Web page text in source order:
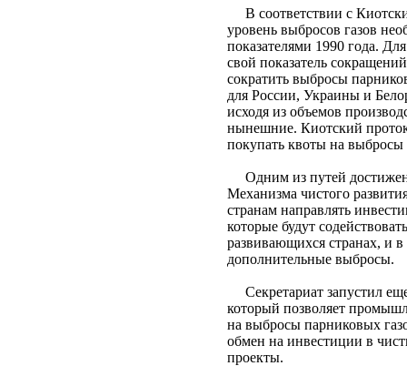
В соответствии с
уровень выбросов газов
показателями 1990 года.
свой показатель
сократить выбросы
для России, Украины и
исходя из объемов
нынешние. Киотский
покупать квоты на выбросы
Одним из путей
Механизма чистого
странам направлять
которые будут
развивающихся странах, и
дополнительные выбросы.
Секретариат запустил
который позволяет
на выбросы парниковых
обмен на инвестиции в
проекты.